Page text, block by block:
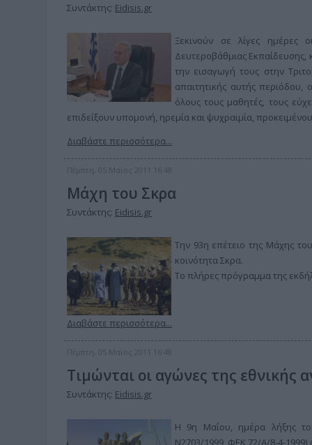
Συντάκτης: Eidisis.gr
Ξεκινούν σε λίγες ημέρες
Δευτεροβάθμιας Εκπαίδευσης,
την εισαγωγή τους στην
απαιτητικής αυτής
όλους τους μαθητές, τους
επιδείξουν υπομονή, ηρεμία και ψυχραιμία,
Διαβάστε περισσότερα...
Πέμπτη, 05 Μαϊος 2011 16:48
Μάχη του Σκρα
Συντάκτης: Eidisis.gr
Την 93η επέτειο της Μάχης
κοινότητα Σκρα.
Το πλήρες πρόγραμμα της
Διαβάστε περισσότερα...
Πέμπτη, 05 Μαϊος 2011 16:48
Τιμώνται οι αγώνες της εθνικής
Συντάκτης: Eidisis.gr
Η 9η Μαΐου, ημέρα λήξης
Ν2703/1999, ΦΕΚ 72/Α/8-4-